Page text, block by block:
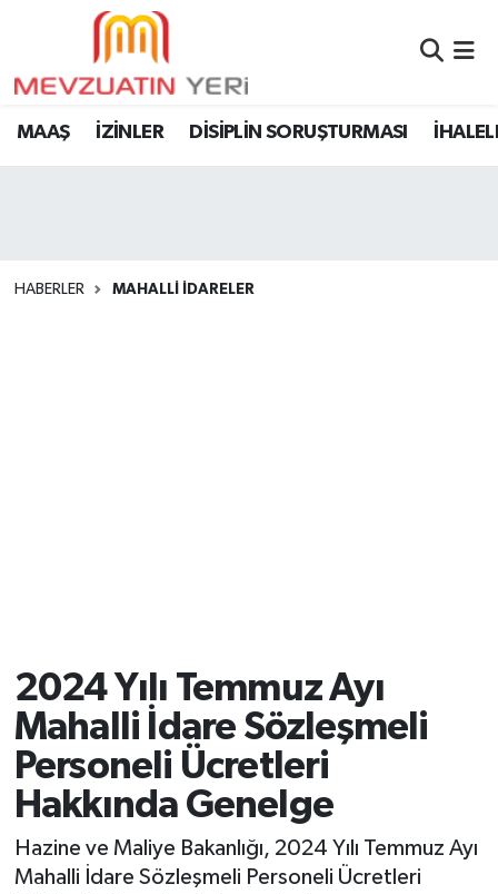
MAAŞ İZİNLER DİSİPLİN SORUŞTURMASI
HABERLER MAHALLİ İDARELER
2024 Yılı Temmuz Ayı
Mahalli İdare Sözleşmeli
Personeli Ücretleri
Hakkında Genelge
Hazine ve Maliye Bakanlığı, 2024 Yılı Temmuz Ayı
Mahalli İdare Sözleşmeli Personeli Ücretleri